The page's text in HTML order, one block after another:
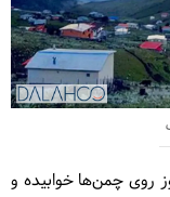
روی چمن‌ها خوابیده و